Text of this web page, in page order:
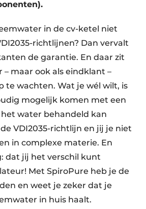
in de cv-ketel niet
richtlijnen? Dan vervalt
de garantie. En daar zit
– maar ook als eindklant –
te wachten. Wat je wél wilt, is
mogelijk komen met een
water behandeld kan
VDI2035-richtlijn en jij je niet
in complexe materie. En
dat jij het verschil kunt
Met SpiroPure heb je de
en weet je zeker dat je
in huis haalt.